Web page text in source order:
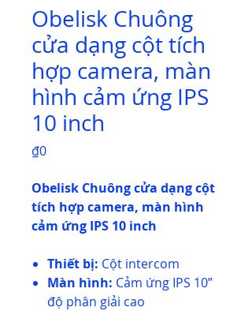
Obelisk Chuông
cửa dạng cột tích
hợp camera, màn
hình cảm ứng IPS
10 inch
₫0Price
Obelisk Chuông cửa dạng cột
tích hợp camera, màn hình
cảm ứng IPS 10 inch
Thiết bị: Cột intercom
Màn hình: Cảm ứng IPS 10”
độ phân giải cao